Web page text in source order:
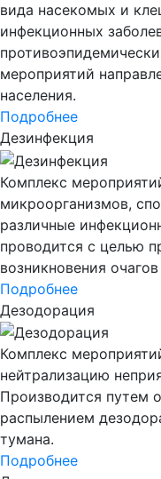
вида насекомых и
инфекционных
мероприятий
населения.
Подробнее
Дезинфекция
Комплекс
микроорганизмов,
различные
проводится с целью
возникновения
Подробнее
Дезодорация
Комплекс
нейтрализацию
Производится путем
распылением
тумана.
Подробнее